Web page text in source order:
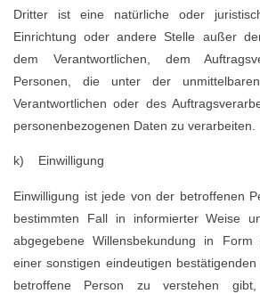
Dritter ist eine natürliche oder
Einrichtung oder andere Stelle außer
dem Verantwortlichen, dem
Personen, die unter der
Verantwortlichen oder des
personenbezogenen Daten zu verarbeiten.
k) Einwilligung
Einwilligung ist jede von der betroffenen
bestimmten Fall in informierter Weise
abgegebene Willensbekundung in
einer sonstigen eindeutigen
betroffene Person zu verstehen